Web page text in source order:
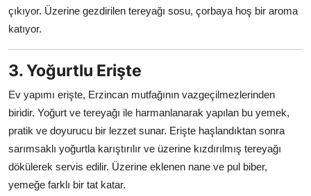
çıkıyor. Üzerine gezdirilen tereyağı sosu, çorbaya hoş bir aroma
katıyor.
3. Yoğurtlu Erişte
Ev yapımı erişte, Erzincan mutfağının vazgeçilmezlerinden
biridir. Yoğurt ve tereyağı ile harmanlanarak yapılan bu yemek,
pratik ve doyurucu bir lezzet sunar. Erişte haşlandıktan sonra
sarımsaklı yoğurtla karıştırılır ve üzerine kızdırılmış tereyağı
dökülerek servis edilir. Üzerine eklenen nane ve pul biber,
yemeğe farklı bir tat katar.